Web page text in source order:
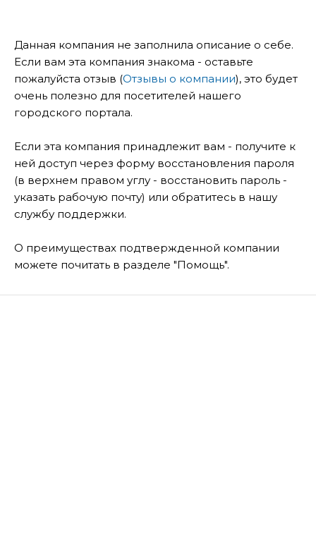
Данная компания не заполнила описание о себе.
Если вам эта компания знакома - оставьте
пожалуйста отзыв (Отзывы о компании), это будет
очень полезно для посетителей нашего
городского портала.
Если эта компания принадлежит вам - получите к
ней доступ через форму восстановления пароля
(в верхнем правом углу - восстановить пароль -
указать рабочую почту) или обратитесь в нашу
службу поддержки.
О преимуществах подтвержденной компании
можете почитать в разделе "Помощь".